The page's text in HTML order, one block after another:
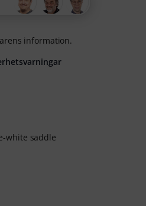
white saddle
information.